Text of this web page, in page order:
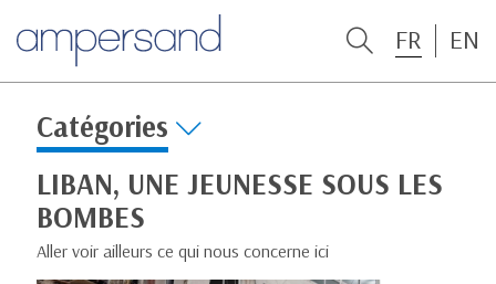
FR EN
Catégories
LIBAN, UNE JEUNESSE SOUS LES
BOMBES
Aller voir ailleurs ce qui nous concerne ici